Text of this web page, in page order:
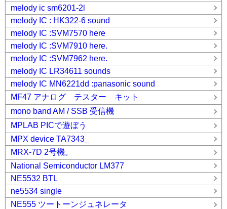
melody ic sm6201-2l
melody IC : HK322-6 sound
melody IC :SVM7570 here
melody IC :SVM7910 here.
melody IC :SVM7962 here.
melody IC LR34611 sounds
melody IC MN6221dd :panasonic sound
MF47 アナログ テスター キット
mono band AM / SSB 受信機
MPLAB PICで遊ぼう
MPX device TA7343_
MRX-7D 2号機。
National Semiconductor LM377
NE5532 BTL
ne5534 single
NE555 ツートーンジュネレータ